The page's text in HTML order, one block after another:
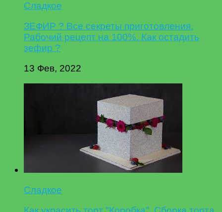
Сладкое
ЗЕФИР ? Все секреты приготовления.
Рабочий рецепт на 100%. Как остадить
зефир ?
13 Фев, 2022
Сладкое